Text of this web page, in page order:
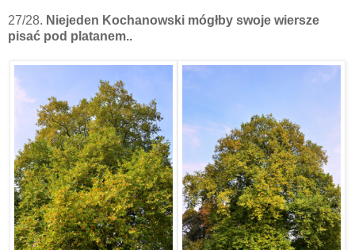
27/28. Niejeden Kochanowski mógłby swoje wiersze
pisać pod platanem..